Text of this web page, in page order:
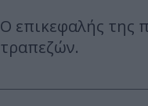
Ο επικεφαλής της
τραπεζών.